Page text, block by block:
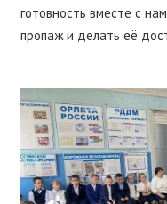
готовность вместе с
пропаж и делать её